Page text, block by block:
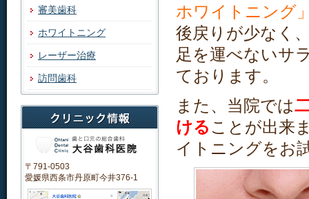
ホワイトニング
後戻りが少なく
足を運べないサ
ております。
また、当院では
けることが出来
イトニングをお
審美歯科
ホワイトニング
レーザー治療
訪問歯科
〒791-0503
愛媛県西条市丹原町今井376-1